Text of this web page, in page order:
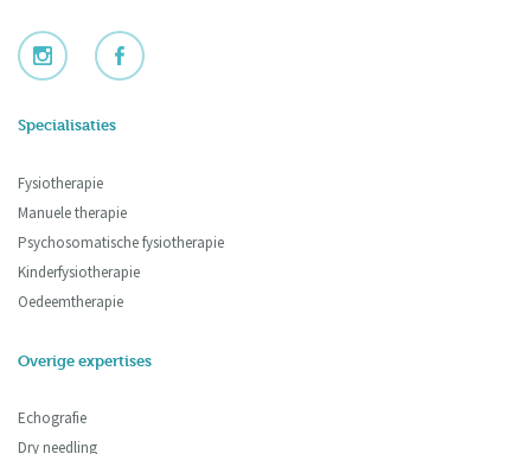
Specialisaties
Fysiotherapie
Manuele therapie
Psychosomatische fysiotherapie
Kinderfysiotherapie
Oedeemtherapie
Overige expertises
Echografie
Dry needling